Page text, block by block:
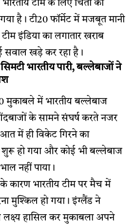
भारतीय टीम के लिए चिंता का
है। टी20 फॉर्मेट में मजबूत मानी
इंडिया का लगातार खराब
सवाल खड़े कर रहा है।
भारतीय पारी, बल्लेबाजों ने
मुकाबले में भारतीय बल्लेबाज
के सामने संघर्ष करते नजर
में ही विकेट गिरने का
शुरू हो गया और कोई भी बल्लेबाज
नहीं पाया।
कारण भारतीय टीम पर मैच में
मुश्किल हो गया। इंग्लैंड ने
हासिल कर मुकाबला अपने